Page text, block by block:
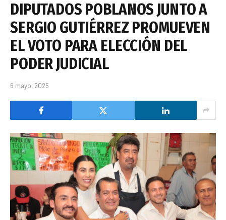
DIPUTADOS POBLANOS JUNTO A
SERGIO GUTIÉRREZ PROMUEVEN
EL VOTO PARA ELECCIÓN DEL
PODER JUDICIAL
6 mayo, 2025